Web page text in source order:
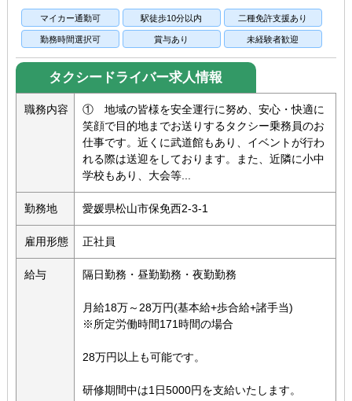
マイカー通勤可 駅徒歩10分以内 二種免許支援あり
勤務時間選択可 賞与あり 未経験者歓迎
タクシードライバー求人情報
職務内容
① 地域の皆様を安全運行に努め、安心・快適に
笑顔で目的地までお送りするタクシー乗務員のお
仕事です。近くに武道館もあり、イベントが行わ
れる際は送迎をしております。また、近隣に小中
学校もあり、大会等...
勤務地 愛媛県松山市保免西2-3-1
雇用形態 正社員
給与 隔日勤務・昼勤勤務・夜勤勤務
月給18万～28万円(基本給+歩合給+諸手当)
※所定労働時間171時間の場合
28万円以上も可能です。
研修期間中は1日5000円を支給いたします。